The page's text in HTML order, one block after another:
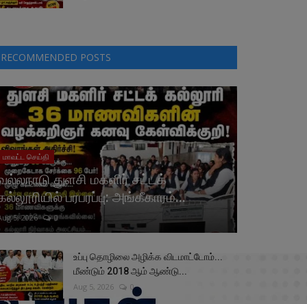
RECOMMENDED POSTS
மாவட்ட செய்தி
துளசி மகளிர் சட்டக்
பரபரப்பு: அங்கீகாரம்...
5, 2026 0
உப்பு தொழிலை அழிக்க விடமாட்டோம்...
மீண்டும் 2018 ஆம் ஆண்டு...
Aug 5, 2026 0